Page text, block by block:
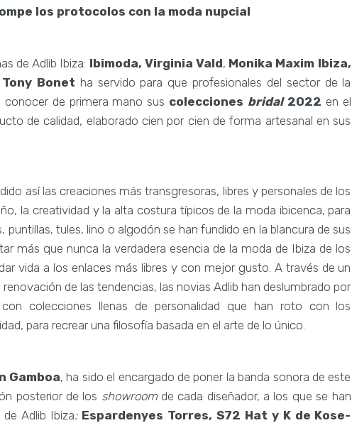
los protocolos con la moda nupcial
de Adlib Ibiza: Ibimoda, Virginia Vald, Monika Maxim Ibiza,
Bonet ha servido para que profesionales del sector de la
de primera mano sus colecciones bridal2022 en el
de calidad, elaborado cien por cien de forma artesanal en sus
así las creaciones más transgresoras, libres y personales de los
la creatividad y la alta costura típicos de la moda ibicenca, para
puntillas, tules, lino o algodón se han fundido en la blancura de sus
más que nunca la verdadera esencia de la moda de Ibiza de los
vida a los enlaces más libres y con mejor gusto. A través de un
de las tendencias, las novias Adlib han deslumbrado por
colecciones llenas de personalidad que han roto con los
para recrear una filosofía basada en el arte de lo único.
Gamboa, ha sido el encargado de poner la banda sonora de este
posterior de los showroom de cada diseñador, a los que se han
Adlib Ibiza: Espardenyes Torres, S72 Hat y K de Kose-